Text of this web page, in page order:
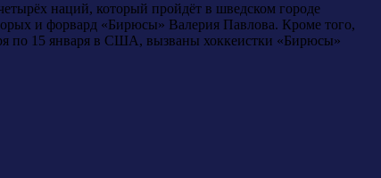
наций, который пройдёт в шведском городе
и форвард «Бирюсы» Валерия Павлова. Кроме того,
по 15 января в США, вызваны хоккеистки «Бирюсы»